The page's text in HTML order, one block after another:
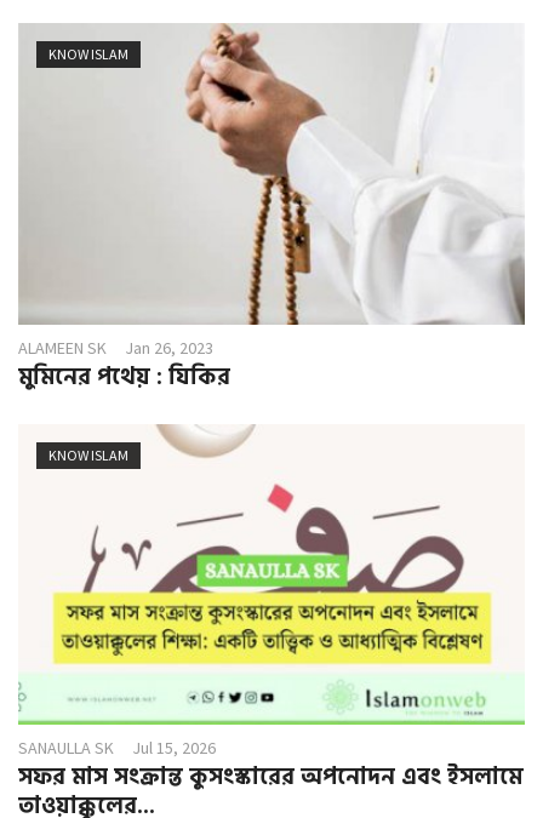
KNOW ISLAM
ALAMEEN SK Jan 26, 2023
মুমিনের পথেয় : যিকির
KNOW ISLAM
SANAULLA SK Jul 15, 2026
সফর মাস সংক্রান্ত কুসংস্কারের অপনোদন এবং ইসলামে
তাওয়াক্কুলের...